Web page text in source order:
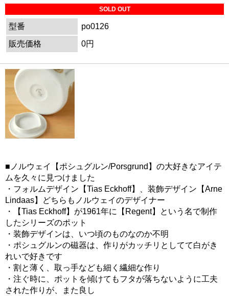
SOLD OUT
型番
po0126
販売価格
0円
■ノルウェイ【ポシュグルン/Porsgrund】の大好きなアイテ
ムを久々に見つけました
・フォルムデザイン【Tias Eckhoff】、装飾デザイン【Arne
Lindaas】どちらもノルウェイのデザイナー
・【Tias Eckhoff】が1961年に【Regent】という名で制作
したシリーズのポット
・装飾デザインは、いつ頃のものなのか不明
・ポシュグルンの磁器は、作りがカッチリとしてて白がき
れいで好きです
・割と薄く、取っ手なども細く繊細な作り
・注ぐ時に、ポットを傾けてもフタが落ちないように工夫
された作りが、また良し